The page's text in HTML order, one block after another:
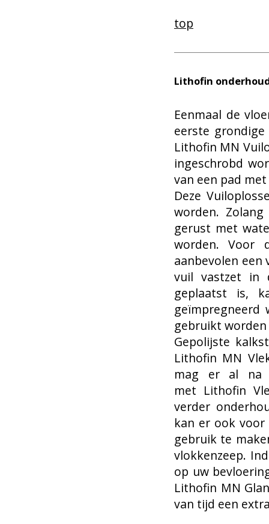
top
Lithofin
Eenmaal de
eerste
Lithofin MN
ingeschrobd
van een pad
Deze
worden.
gerust met
worden. Voor
aanbevolen een
vuil vastzet in
geplaatst is,
gebruikt
Gepolijste
Lithofin MN
mag er al na
met Lithofin
verder
kan er ook
gebruik te
vlokkenzeep.
op uw
Lithofin MN
van tijd een